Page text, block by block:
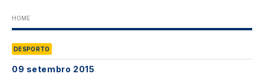
HOME
DESPORTO
09 setembro 2015